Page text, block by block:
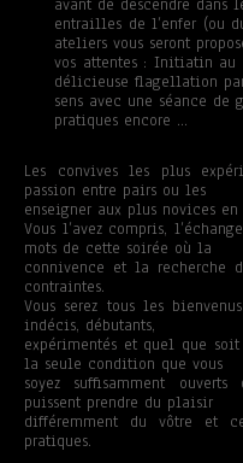
avant de descendre dans
entrailles de l’enfer (ou
ateliers vous seront
vos attentes : Initiatin au
délicieuse flagellation
sens avec une séance de
pratiques encore …
Les convives les plus
passion entre pairs ou les
enseigner aux plus novices
Vous l’avez compris,
mots de cette soirée où la
connivence et la recherche
contraintes.
Vous serez tous les
indécis, débutants,
expérimentés et quel que
la seule condition que vous
soyez suffisamment
puissent prendre du plaisir
différemment du vôtre et
pratiques.